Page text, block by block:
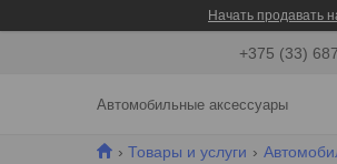
Начать продавать
+375 (33)
Автомобильные аксессуары
Товары и услуги